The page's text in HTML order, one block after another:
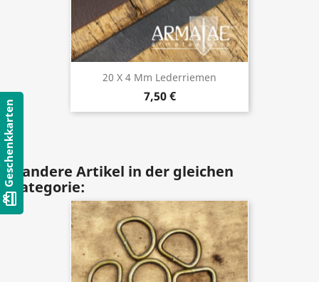
20 X 4 Mm Lederriemen
7,50 €
8 andere Artikel in der gleichen
Kategorie:
card_giftcard
Geschenkkarten